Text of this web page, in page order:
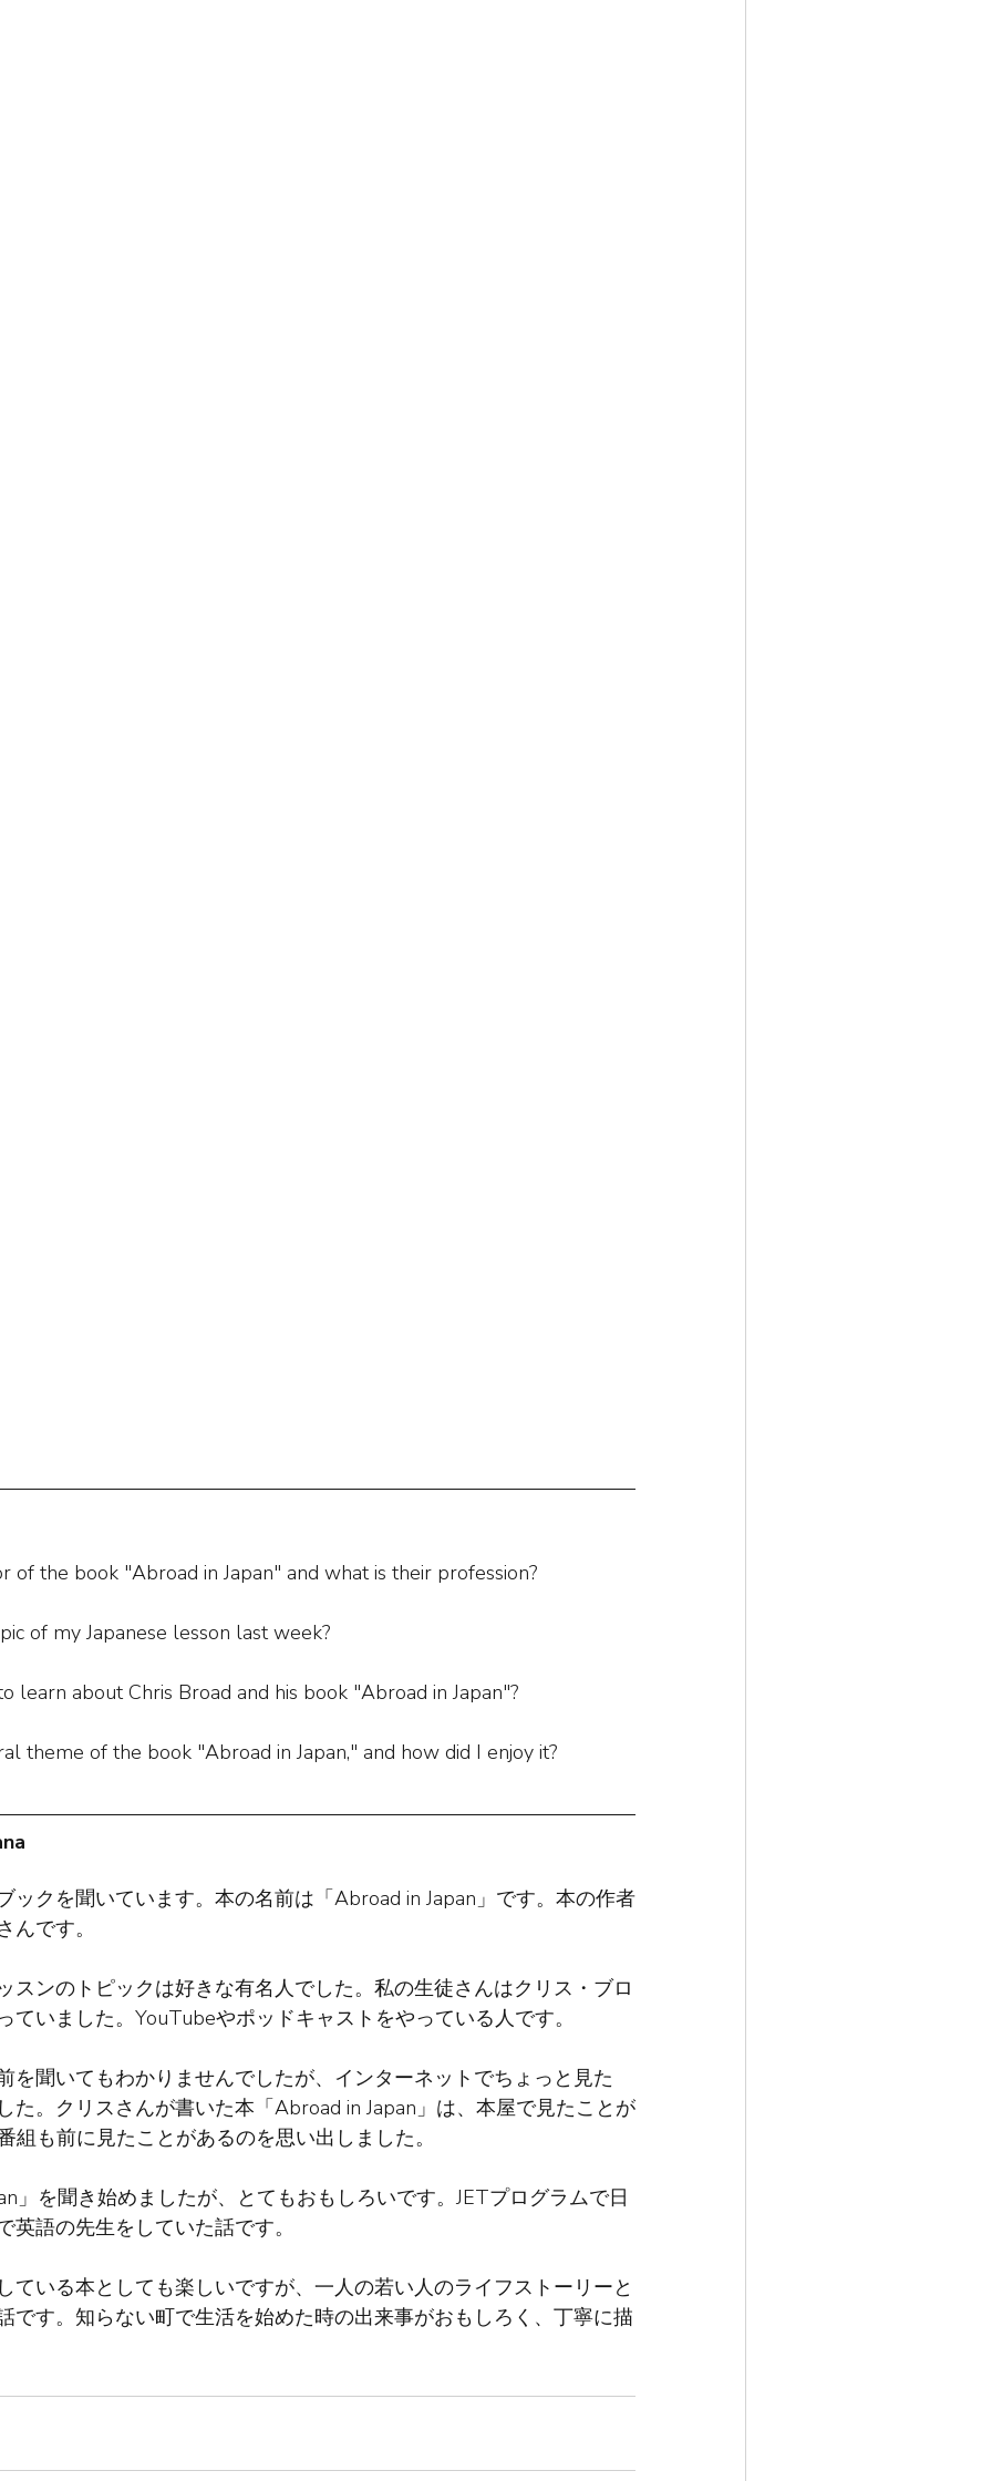
of the book "Abroad in Japan" and what is their profession?
of my Japanese lesson last week?
learn about Chris Broad and his book "Abroad in Japan"?
theme of the book "Abroad in Japan," and how did I enjoy it?
ックを聞いています。本の名前は「Abroad in Japan」です。本の作者
です。
スンのトピックは好きな有名人でした。私の生徒さんはクリス・ブロ
ていました。YouTubeやポッドキャストをやっている人です。
を聞いてもわかりませんでしたが、インターネットでちょっと見た
た。クリスさんが書いた本「Abroad in Japan」は、本屋で見たことが
組も前に見たことがあるのを思い出しました。
」を聞き始めましたが、とてもおもしろいです。JETプログラムで日
英語の先生をしていた話です。
ている本としても楽しいですが、一人の若い人のライフストーリーと
です。知らない町で生活を始めた時の出来事がおもしろく、丁寧に描